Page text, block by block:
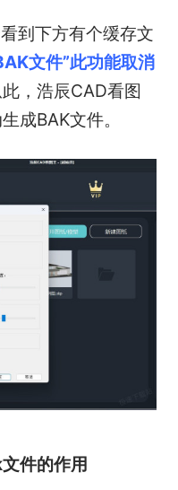
下方有个缓存文
文件”此功能取消
，浩辰CAD看图
成BAK文件。
件的作用